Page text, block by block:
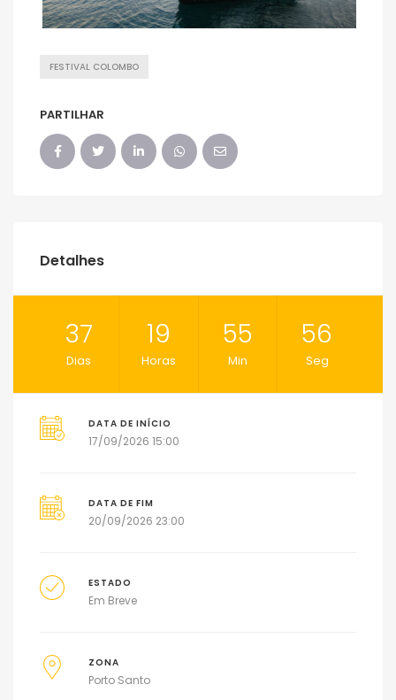
FESTIVAL COLOMBO
PARTILHAR
Detalhes
37
Dias
19
Horas
55
Min
55
Seg
DATA DE INÍCIO
17/09/2026 15:00
DATA DE FIM
20/09/2026 23:00
ESTADO
Em Breve
ZONA
Porto Santo